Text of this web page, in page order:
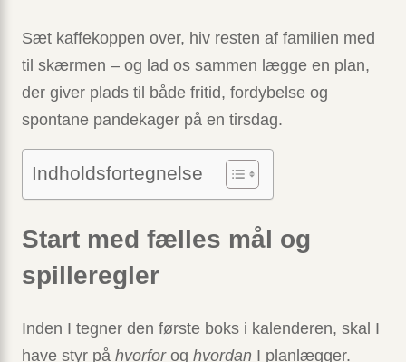
Sæt kaffekoppen over, hiv resten af familien med
til skærmen – og lad os sammen lægge en plan,
der giver plads til både fritid, fordybelse og
spontane pandekager på en tirsdag.
Indholdsfortegnelse
Start med fælles mål og
spilleregler
Inden I tegner den første boks i kalenderen, skal I
have styr på hvorforog hvordan I planlægger.